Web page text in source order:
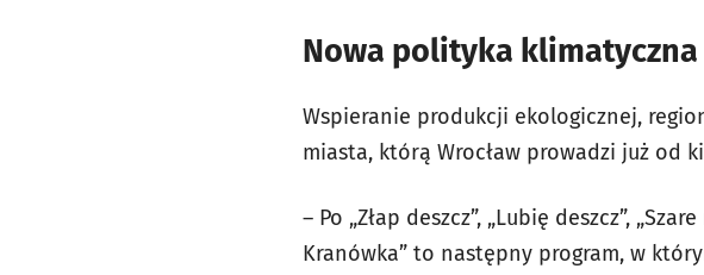
Nowa polityka klimatyczna
Wspieranie produkcji ekologicznej,
miasta, którą Wrocław prowadzi już od
– Po „Złap deszcz”, „Lubię deszcz”,
Kranówka” to następny program, w